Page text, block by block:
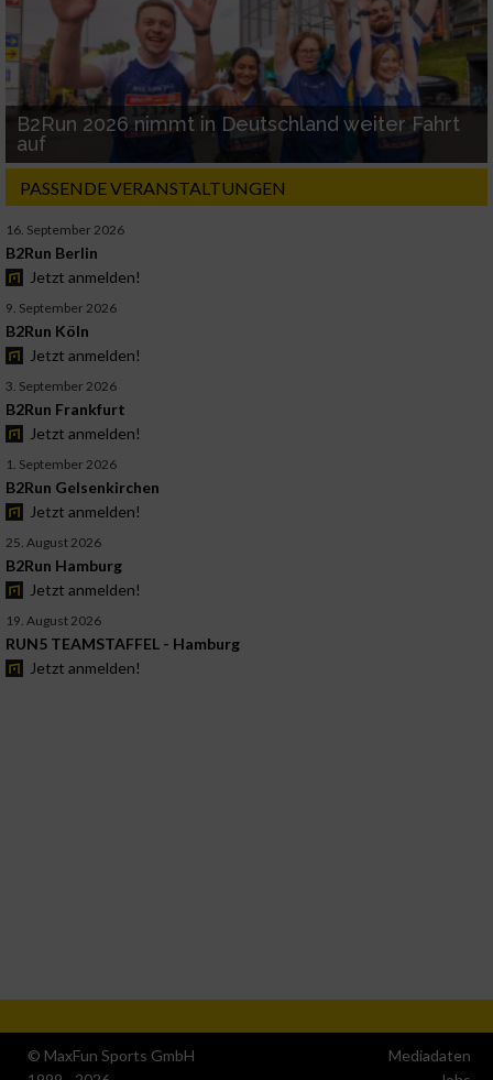
B2Run 2026 nimmt in Deutschland weiter Fahrt
auf
PASSENDE VERANSTALTUNGEN
16. September 2026
B2Run Berlin
Jetzt anmelden!
9. September 2026
B2Run Köln
Jetzt anmelden!
3. September 2026
B2Run Frankfurt
Jetzt anmelden!
1. September 2026
B2Run Gelsenkirchen
Jetzt anmelden!
25. August 2026
B2Run Hamburg
Jetzt anmelden!
19. August 2026
RUN5 TEAMSTAFFEL - Hamburg
Jetzt anmelden!
© MaxFun Sports GmbH
Mediadaten